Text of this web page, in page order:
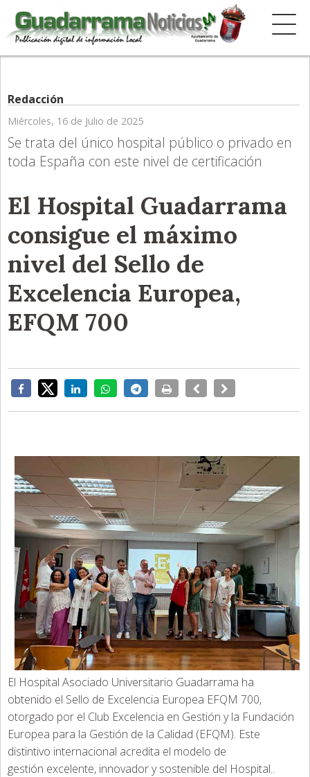
Redacción
Miércoles, 16 de Julio de 2025
Se trata del único hospital público o privado en
toda España con este nivel de certificación
El Hospital Guadarrama
consigue el máximo
nivel del Sello de
Excelencia Europea,
EFQM 700
El Hospital Asociado Universitario Guadarrama ha
obtenido el Sello de Excelencia Europea EFQM 700,
otorgado por el Club Excelencia en Gestión y la Fundación
Europea para la Gestión de la Calidad (EFQM). Este
distintivo internacional acredita el modelo de
gestión excelente, innovador y sostenible del Hospital..